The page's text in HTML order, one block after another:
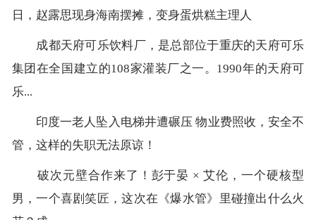
日，赵露思现身海南摆摊，变身蛋烘糕主理人
成都天府可乐饮料厂，是总部位于重庆的天府可乐
集团在全国建立的108家灌装厂之一。1990年的天府可
乐...
印度一老人坠入电梯井遭碾压 物业费照收，安全不
管，这样的失职无法原谅！
破次元壁合作来了！彭于晏 × 艾伦，一个硬核型
男，一个喜剧笑匠，这次在《爆水管》里碰撞出什么火